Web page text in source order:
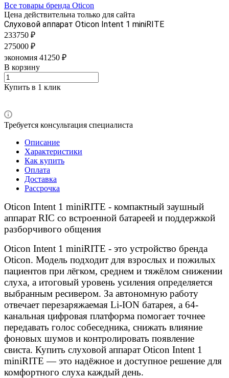
Все товары бренда Oticon
Цена действительна только для сайта
Слуховой аппарат Oticon Intent 1 miniRITE
233750 ₽
275000 ₽
экономия 41250 ₽
В корзину
Купить в 1 клик
Требуется консультация специалиста
Описание
Характеристики
Как купить
Оплата
Доставка
Рассрочка
Oticon Intent 1 miniRITE - компактный заушный
аппарат RIC со встроенной батареей и поддержкой
разборчивого общения
Oticon Intent 1 miniRITE - это устройство бренда
Oticon. Модель подходит для взрослых и пожилых
пациентов при лёгком, среднем и тяжёлом снижении
слуха, а итоговый уровень усиления определяется
выбранным ресивером. За автономную работу
отвечает перезаряжаемая Li-ION батарея, а 64-
канальная цифровая платформа помогает точнее
передавать голос собеседника, снижать влияние
фоновых шумов и контролировать появление
свиста. Купить слуховой аппарат Oticon Intent 1
miniRITE — это надёжное и доступное решение для
комфортного слуха каждый день.